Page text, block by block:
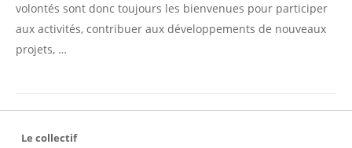
volontés sont donc toujours les bienvenues pour participer
aux activités, contribuer aux développements de nouveaux
projets, …
Le collectif